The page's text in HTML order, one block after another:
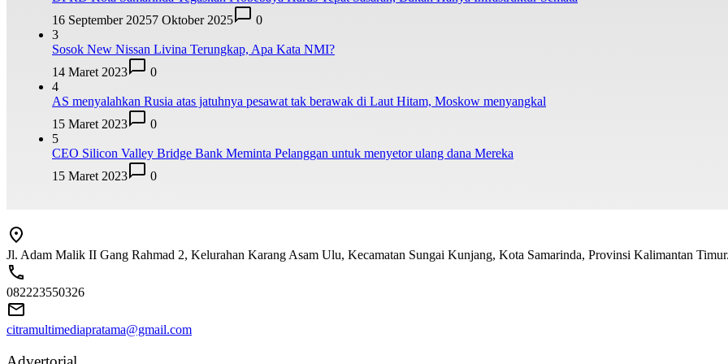
16 September 20257 Oktober 2025
0
3
Sosok New Nissan Livina Terungkap, Apa Kata NMI?
14 Maret 2023
0
4
AS menyalahkan Rusia atas jatuhnya pesawat tak berawak di Laut Hitam, Moskow menyangkal
15 Maret 2023
0
5
CEO Silicon Valley Bridge Bank Meminta Pelanggan untuk menyetor ulang dana Mereka
15 Maret 2023
0
Jl. Adam Malik II Gang Rahmad 2, Kelurahan Karang Asam Ulu, Kecamatan Sungai Kunjang, Kota Samarinda, Provinsi Kalimantan
082223550326
citramultimediapratama@gmail.com